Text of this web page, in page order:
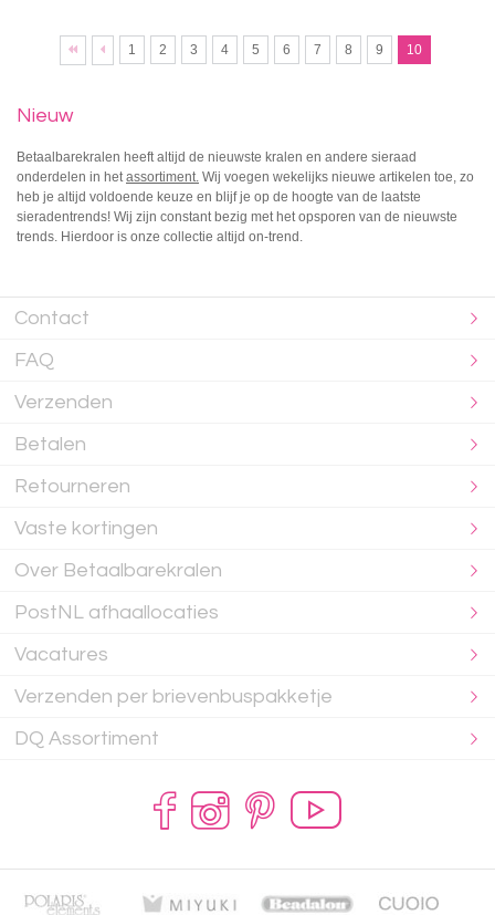
1 2 3 4 5 6 7 8 9 10
Nieuw
Betaalbarekralen heeft altijd de nieuwste kralen en andere sieraad
onderdelen in het assortiment Wij voegen wekelijks nieuwe artikelen toe, zo
heb je altijd voldoende keuze en blijf je op de hoogte van de laatste
sieradentrends! Wij zijn constant bezig met het opsporen van de nieuwste
trends. Hierdoor is onze collectie altijd on-trend.
Contact
FAQ
Verzenden
Betalen
Retourneren
Vaste kortingen
Over Betaalbarekralen
PostNL afhaallocaties
Vacatures
Verzenden per brievenbuspakketje
DQ Assortiment